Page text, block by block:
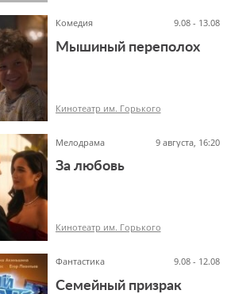
Комедия 9.08 - 13.08
Мышиный переполох
Кинотеатр им. Горького
Мелодрама 9 августа, 16:20
За любовь
Кинотеатр им. Горького
Фантастика 9.08 - 12.08
Семейный призрак